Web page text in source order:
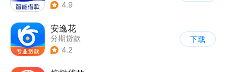
4.9
安逸花
分期贷款
4.2
下载